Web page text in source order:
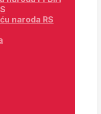
naroda RS